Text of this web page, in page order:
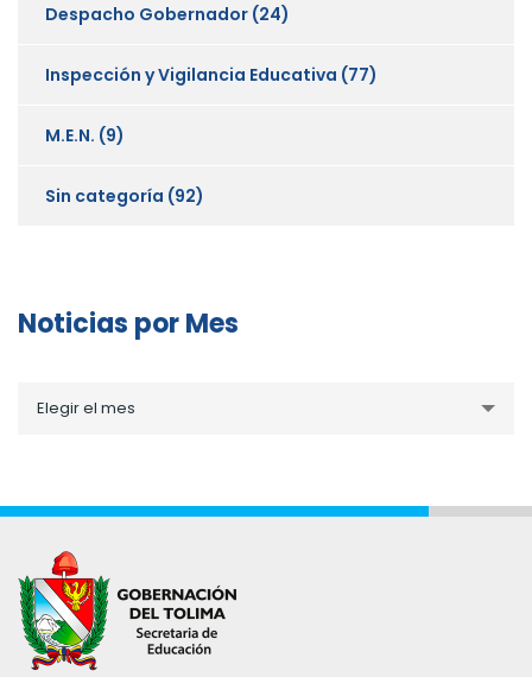
Despacho Gobernador (24)
Inspección y Vigilancia Educativa (77)
M.E.N. (9)
Sin categoría (92)
Noticias por Mes
porElegir el mes